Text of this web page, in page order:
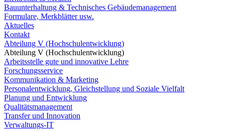
Bauunterhaltung & Technisches Gebäudemanagement
Formulare, Merkblätter usw.
Aktuelles
Kontakt
Abteilung V (Hochschulentwicklung)
Abteilung V (Hochschulentwicklung)
Arbeitsstelle gute und innovative Lehre
Forschungsservice
Kommunikation & Marketing
Personalentwicklung, Gleichstellung und Soziale Vielfalt
Planung und Entwicklung
Qualitätsmanagement
Transfer und Innovation
Verwaltungs-IT